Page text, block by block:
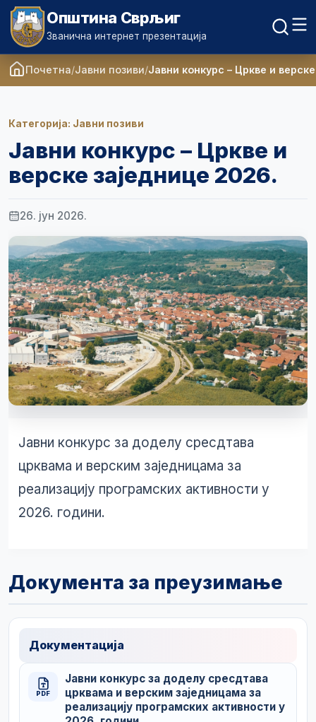
Општина Сврљиг
Званична интернет презентација
Почетна Јавни позиви Јавни конкурс – Цркве и
Категорија: Јавни позиви
Јавни конкурс – Цркве и
верске заједнице 2026.
26. јун 2026.
Јавни конкурс за доделу сресдтава
црквама и верским заједницама за
реализацију програмских активности у
2026. години.
Документа за преузимање
Документација
PDF
Јавни конкурс за доделу сресдтава
црквама и верским заједницама за
реализацију програмских активности у